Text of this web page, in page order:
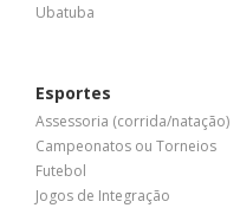
Ubatuba
Esportes
Assessoria (corrida/natação)
Campeonatos ou Torneios
Futebol
Jogos de Integração